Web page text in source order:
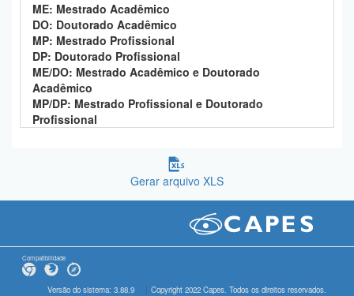
ME: Mestrado Acadêmico
DO: Doutorado Acadêmico
MP: Mestrado Profissional
DP: Doutorado Profissional
ME/DO: Mestrado Acadêmico e Doutorado
Acadêmico
MP/DP: Mestrado Profissional e Doutorado
Profissional
Gerar arquivo XLS
Compatibilidade
Versão do sistema: 3.88.9 Copyright 2022 Capes. Todos os direitos reservados.